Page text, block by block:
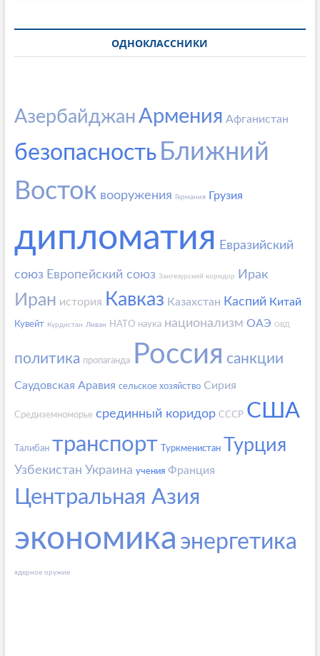
ОДНОКЛАССНИКИ
АзербайджанАрмения Афганистан
безопасность Ближний
Восток вооружения Германия Грузия
дипломатия Евразийский
союз Европейский союз Зангезурский коридор Ирак
Иран история Кавказ Казахстан Каспий Китай
Кувейт Курдистан Ливан НАТО наука национализм ОАЭ ОВД
политика пропаганда Россия санкции
Саудовская Аравия сельское хозяйство Сирия
Средиземноморье срединный коридор СССР США
Талибан транспорт Туркменистан Турция
Узбекистан Украина учения Франция
Центральная Азия
экономика энергетика
ядерное оружие